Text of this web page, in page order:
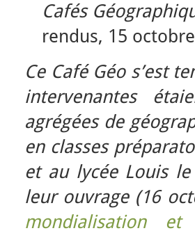
Cafés
rendus, 15
Ce Café Géo s’est
intervenantes
agrégées de
en classes
et au lycée Louis
leur ouvrage (16
mondialisation et